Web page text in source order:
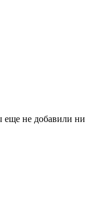
еще не добавили ни